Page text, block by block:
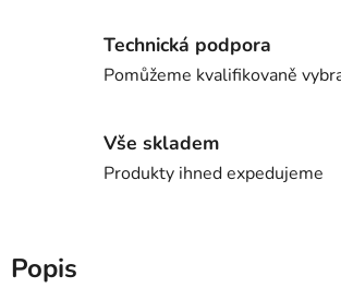
Technická podpora
Pomůžeme kvalifikovaně
Vše skladem
Produkty ihned expedujeme
Popis